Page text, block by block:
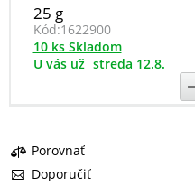
25 g
Kód:1622900
10 ks Skladom
U vás už streda 12.8.
Porovnať
Doporučiť